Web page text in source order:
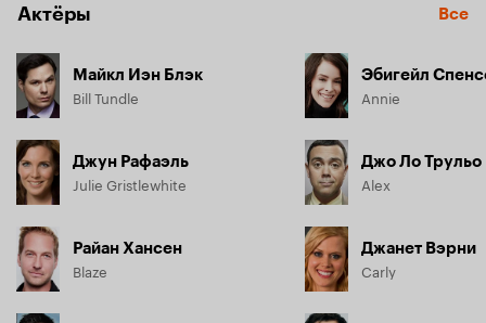
Актёры Все
Майкл Иэн Блэк
Bill Tundle
Джун Рафаэль
Julie Gristlewhite
Райан Хансен
Blaze
Эбигейл
Annie
Джо Ло Трульо
Alex
Джанет Вэрни
Carly